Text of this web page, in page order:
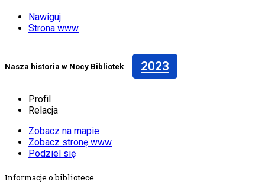
Nawiguj
Strona www
Nasza historia w Nocy Bibliotek 2023
Profil
Relacja
Zobacz na mapie
Zobacz stronę www
Podziel się
Informacje o bibliotece